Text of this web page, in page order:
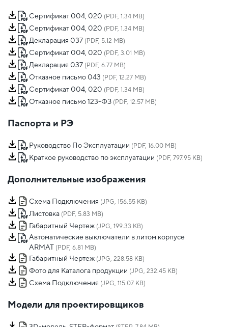
Сертификат 004, 020 (PDF, 1.34 MB)
Сертификат 004, 020 (PDF, 1.34 MB)
Декларация 037 (PDF, 5.12 MB)
Сертификат 004, 020 (PDF, 3.01 MB)
Декларация 037 (PDF, 6.77 MB)
Отказное письмо 043 (PDF, 12.27 MB)
Сертификат 004, 020 (PDF, 1.34 MB)
Отказное письмо 123-ФЗ (PDF, 12.57 MB)
Паспорта и РЭ
Руководство По Эксплуатации (PDF, 16.00 MB)
Краткое руководство по эксплуатации (PDF, 797.95 KB)
Дополнительные изображения
Схема Подключения (JPG, 156.55 KB)
Листовка (PDF, 5.83 MB)
Габаритный Чертеж (JPG, 199.33 KB)
Автоматические выключатели в литом корпусе
ARMAT (PDF, 6.81 MB)
Габаритный Чертеж (JPG, 228.58 KB)
Фото для Каталога продукции (JPG, 232.45 KB)
Схема Подключения (JPG, 115.07 KB)
Модели для проектировщиков